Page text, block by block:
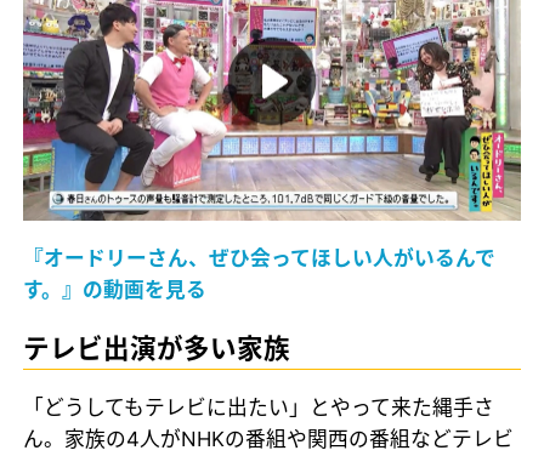
『オードリーさん、ぜひ会ってほしい人がいるんで
す。』の動画を見る
テレビ出演が多い家族
「どうしてもテレビに出たい」とやって来た縄手さ
ん。家族の4人がNHKの番組や関西の番組などテレビ